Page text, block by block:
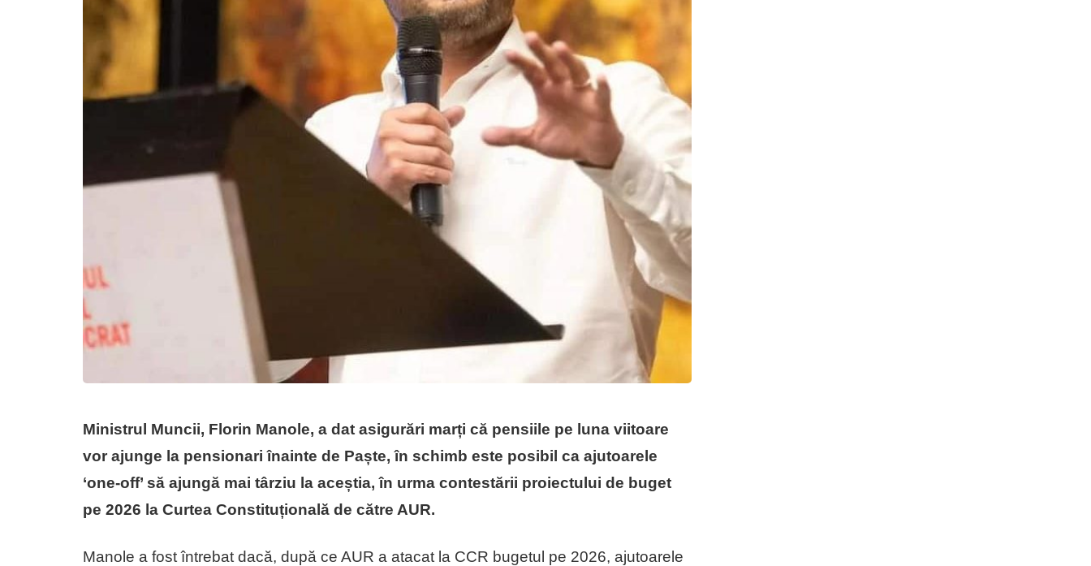
Ministrul Muncii, Florin Manole, a dat asigurări marți că pensiile pe luna viitoare
vor ajunge la pensionari înainte de Paște, în schimb este posibil ca ajutoarele
‘one-off’ să ajungă mai târziu la aceștia, în urma contestării proiectului de buget
pe 2026 la Curtea Constituțională de către AUR.
Manole a fost întrebat dacă, după ce AUR a atacat la CCR bugetul pe 2026, ajutoarele